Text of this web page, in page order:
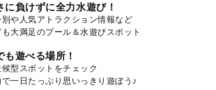
に負けずに全力水遊び！
別や人気アトラクション情報など
も大満足のプール＆水遊びスポット
も遊べる場所！
候型スポットをチェック
で一日たっぷり思いっきり遊ぼう♪